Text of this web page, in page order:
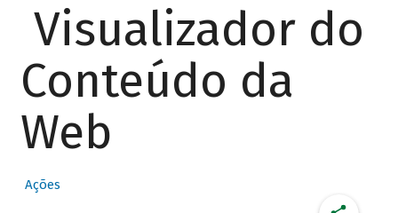
Visualizador do
Conteúdo da
Web
Ações